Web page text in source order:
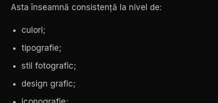
Asta înseamnă consistență la nivel de:
culori;
tipografie;
stil fotografic;
design grafic;